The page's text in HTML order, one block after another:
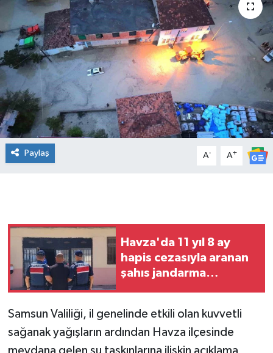
Paylaş A- A+
Havza'da 11 yıl 8 ay
hapis cezasıyla aranan
şahıs jandarma
Samsun Valiliği, il genelinde etkili olan kuvvetli
sağanak yağışların ardından Havza ilçesinde
meydana gelen su taşkınlarına ilişkin açıklama